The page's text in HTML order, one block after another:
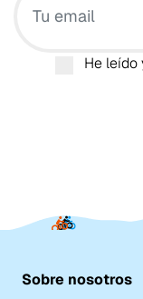
He leído
Sobre nosotros